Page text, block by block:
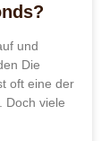
und
Die
oft eine der
Doch viele